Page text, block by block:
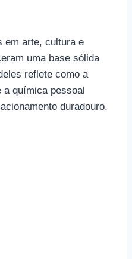
em arte, cultura e
uma base sólida
reflete como a
a química pessoal
duradouro.